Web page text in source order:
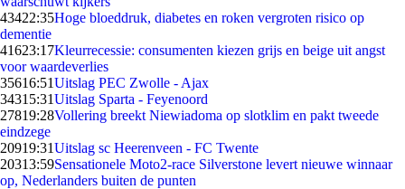
43422:35Hoge bloeddruk, diabetes en roken vergroten risico op
dementie
41623:17Kleurrecessie: consumenten kiezen grijs en beige uit angst
voor waardeverlies
35616:51Uitslag PEC Zwolle - Ajax
34315:31Uitslag Sparta - Feyenoord
27819:28Vollering breekt Niewiadoma op slotklim en pakt tweede
eindzege
20919:31Uitslag sc Heerenveen - FC Twente
20313:59Sensationele Moto2-race Silverstone levert nieuwe winnaar
op, Nederlanders buiten de punten